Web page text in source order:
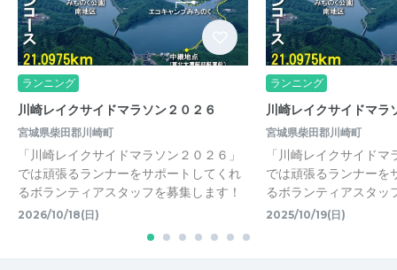
ランニング
川崎レイクサイドマラソン２０２６
宮城県柴田郡川崎町
「川崎レイクサイドマラソン２０２６」
では頑張るランナーをサポートしてくれ
るボランティアスタッフを募集します！
2026/10/18(日)
ランニング
川崎レイクサイドマラ
宮城県柴田郡川崎町
「川崎レイクサイド
では頑張るランナーを
るボランティアスタッ
2025/10/19(日)